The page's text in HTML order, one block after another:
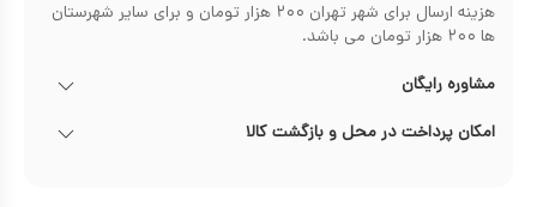
هزینه ارسال برای شهر تهران ۲۰۰ هزار تومان و برای سایر شهرستان
ها ۲۰۰ هزار تومان می باشد.
مشاوره رایگان
امکان پرداخت در محل و بازگشت کالا